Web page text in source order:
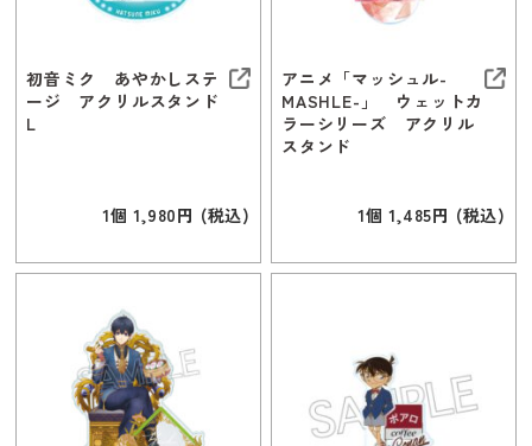
初音ミク あやかしステ
ージ アクリルスタンド
L
1個 1,980円 (税込)
アニメ「マッシュル-
MASHLE-」 ウェットカ
ラーシリーズ アクリル
スタンド
1個 1,485円 (税込)